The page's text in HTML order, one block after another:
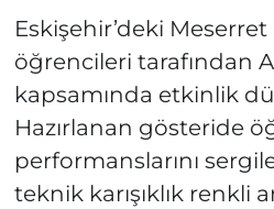
Eskişehir’deki Meserret
öğrencileri tarafından
kapsamında etkinlik
Hazırlanan gösteride
performanslarını
teknik karışıklık renkli